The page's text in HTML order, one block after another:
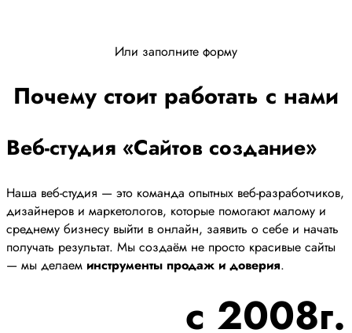
Или заполните форму
Почему стоит работать с нами
Веб-студия «Сайтов создание»
Наша веб-студия — это команда опытных веб-разработчиков,
дизайнеров и маркетологов, которые помогают малому и
среднему бизнесу выйти в онлайн, заявить о себе и начать
получать результат. Мы создаём не просто красивые сайты
— мы делаем инструменты продаж и доверия.
с 2008г.